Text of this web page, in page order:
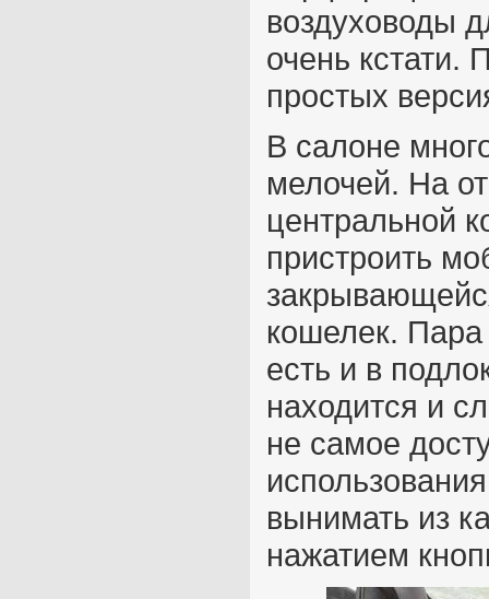
воздуховоды
очень кстати.
простых
В салоне
мелочей. На
центральной
пристроить
кошелек.
есть и в
находится и
не самое
вынимать из
нажатием